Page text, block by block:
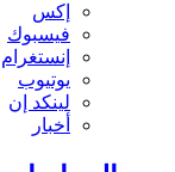
إكس
فيسبوك
إنستغرام
يوتيوب
لينكد إن
أخبار